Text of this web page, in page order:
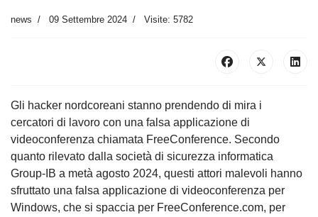
news 09 Settembre 2024 Visite: 5782
Gli hacker nordcoreani stanno prendendo di mira i
cercatori di lavoro con una falsa applicazione di
videoconferenza chiamata FreeConference. Secondo
quanto rilevato dalla società di sicurezza informatica
Group-IB a metà agosto 2024, questi attori malevoli hanno
sfruttato una falsa applicazione di videoconferenza per
Windows, che si spaccia per FreeConference.com, per